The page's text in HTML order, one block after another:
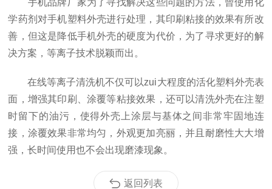
手机品牌厂家为了寻找解决这些问题的方法，曾使用化
学药剂对手机塑料外壳进行处理，其印刷粘接的效果有所改
善，但这是降低手机外壳的硬度为代价，为了寻求更好的解
决方案，等离子技术脱颖而出。
在线等离子清洗机不仅可以zui大程度的活化塑料外壳表
面，增强其印刷、涂覆等粘接效果，还可以清洗外壳在注塑
时留下的油污，使得外壳上涂层与基体之间非常牢固地连
接，涂覆效果非常均匀，外观更加亮丽，并且耐磨性大大增
强，长时间使用也不会出现磨漆现象。
返回列表